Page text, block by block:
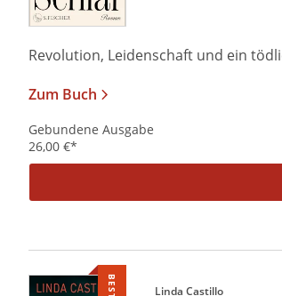
Revolution, Leidenschaft und ein
Zum Buch
Gebundene Ausgabe
26,00 €*
Linda Castillo